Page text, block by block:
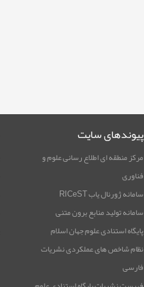
پیوندهای سایت
مرکز منطقه ای اطلاع رسانی علوم و
فناوری
سامانه ژورنال یاب RICeST
سامانه تولید منابع برون متنی
پایگاه استنادی علوم جهان اسلام
نظام شاخص های عملکردی نشریات
فارسی